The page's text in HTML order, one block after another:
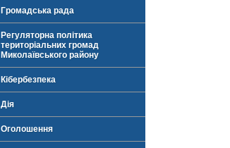
Громадська рада
Регуляторна політика
територіальних громад
Миколаївського району
Кібербезпека
Дія
Оголошення